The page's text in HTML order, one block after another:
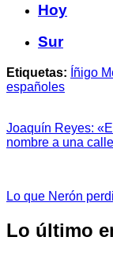
Hoy
Sur
Etiquetas: Íñigo
españoles
Joaquín Reyes:
nombre a una
Lo que Nerón
Lo último